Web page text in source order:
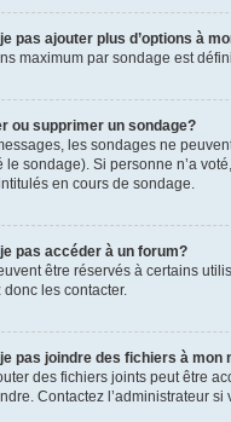
pas ajouter plus d’options à
maximum par sondage est
ou supprimer un sondage?
les sondages ne
le sondage). Si personne n’a
en cours de sondage.
pas accéder à un forum?
être réservés à certains
les contacter.
pas joindre des fichiers à mon
des fichiers joints peut être
Contactez l’administrateur